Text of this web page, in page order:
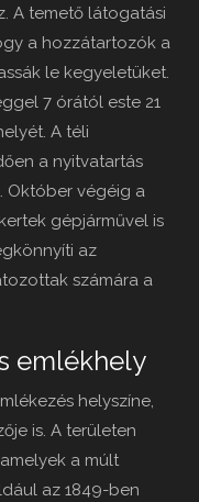
A temető látogatási
a hozzátartozók a
le kegyeletüket.
7 órától este 21
A téli
a nyitvatartás
Október végéig a
gépjárművel is
az
számára a
emlékhely
helyszíne,
is. A területen
a múlt
az 1849-ben